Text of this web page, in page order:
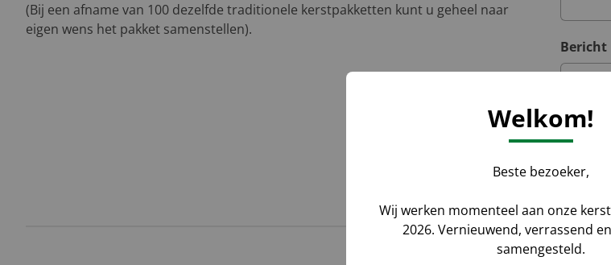
(Bij een afname van 100 dezelfde traditionele kerstpakketten kunt u geheel naar
eigen wens het pakket samenstellen).
Bericht
Welkom!
Beste bezoeker,
Wij werken momenteel aan onze
2026. Vernieuwend, verrassend
samengesteld.